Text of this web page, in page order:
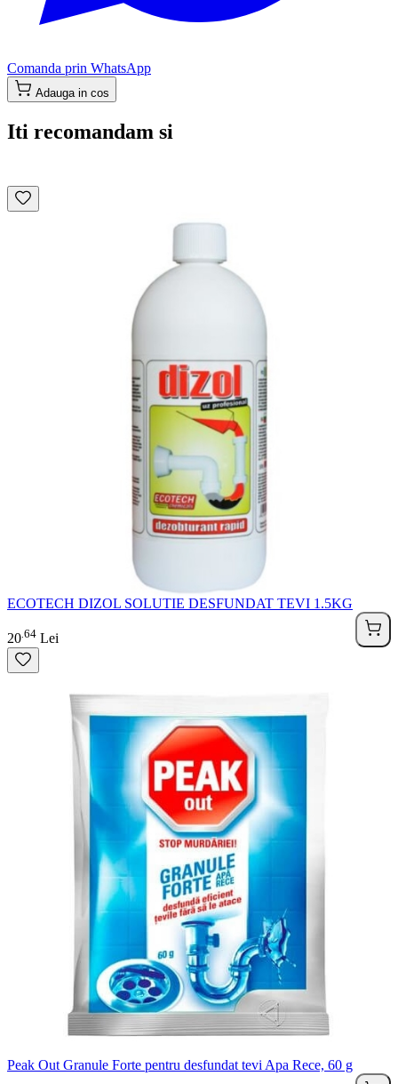
Comanda prin WhatsApp
Adauga in cos
Iti recomandam si
ECOTECH DIZOL SOLUTIE DESFUNDAT TEVI 1.5KG
20 64 Lei
Peak Out Granule Forte pentru desfundat tevi Apa Rece, 60 g